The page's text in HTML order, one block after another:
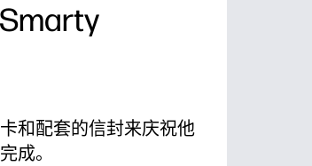
和配套的信封来庆祝他
成。